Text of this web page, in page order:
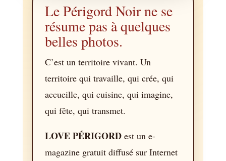
Le Périgord Noir ne se
résume pas à quelques
belles photos.
C’est un territoire vivant. Un
territoire qui travaille, qui crée, qui
accueille, qui cuisine, qui imagine,
qui fête, qui transmet.
LOVE PÉRIGORDest un e-
magazine gratuit diffusé sur Internet